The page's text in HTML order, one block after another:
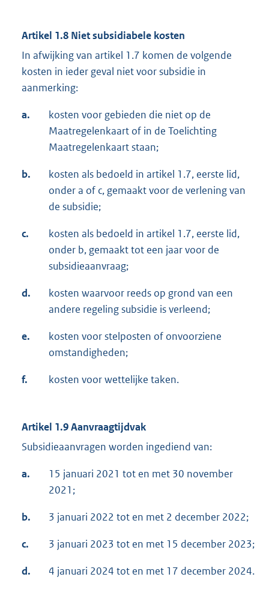
Artikel 1.8 Niet subsidiabele kosten
In afwijking van artikel 1.7 komen de volgende
kosten in ieder geval niet voor subsidie in
aanmerking:
a.
kosten voor gebieden die niet op de
Maatregelenkaart of in de Toelichting
Maatregelenkaart staan;
b.
kosten als bedoeld in artikel 1.7, eerste lid,
onder a of c, gemaakt voor de verlening van
de subsidie;
c.
kosten als bedoeld in artikel 1.7, eerste lid,
onder b, gemaakt tot een jaar voor de
subsidieaanvraag;
d.
kosten waarvoor reeds op grond van een
andere regeling subsidie is verleend;
e.
kosten voor stelposten of onvoorziene
omstandigheden;
f. kosten voor wettelijke taken.
Artikel 1.9Aanvraagtijdvak
Subsidieaanvragen worden ingediend van:
a.
15 januari 2021 tot en met 30 november
2021;
b. 3 januari 2022 tot en met 2 december 2022;
c. 3 januari 2023 tot en met 15 december 2023;
d. 4 januari 2024 tot en met 17 december 2024.